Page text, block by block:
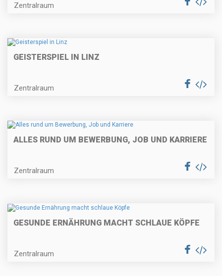
Zentralraum
GEISTERSPIEL IN LINZ
Zentralraum
ALLES RUND UM BEWERBUNG, JOB UND KARRIERE
Zentralraum
GESUNDE ERNÄHRUNG MACHT SCHLAUE KÖPFE
Zentralraum